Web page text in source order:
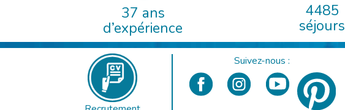
37 ans
d’expérience
4485
séjours
Suivez-nous :